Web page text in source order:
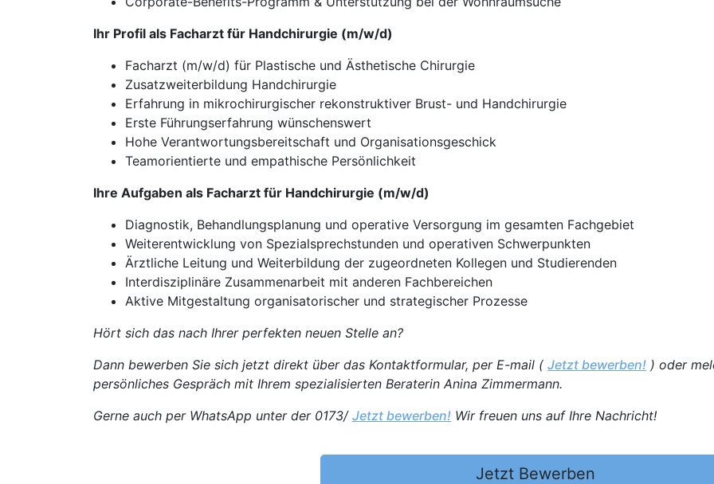
Ihr Profil als Facharzt für Handchirurgie (m/w/d)
Facharzt (m/w/d) für Plastische und Ästhetische Chirurgie
Zusatzweiterbildung Handchirurgie
Erfahrung in mikrochirurgischer rekonstruktiver Brust- und Handchirurgie
Erste Führungserfahrung wünschenswert
Hohe Verantwortungsbereitschaft und Organisationsgeschick
Teamorientierte und empathische Persönlichkeit
Ihre Aufgaben als Facharzt für Handchirurgie (m/w/d)
Diagnostik, Behandlungsplanung und operative Versorgung im gesamten Fachgebiet
Weiterentwicklung von Spezialsprechstunden und operativen Schwerpunkten
Ärztliche Leitung und Weiterbildung der zugeordneten Kollegen und Studierenden
Interdisziplinäre Zusammenarbeit mit anderen Fachbereichen
Aktive Mitgestaltung organisatorischer und strategischer Prozesse
Hört sich das nach Ihrer perfekten neuen Stelle an?
Dann bewerben Sie sich jetzt direkt über das Kontaktformular, per E-mail ( Jetzt bewerben! ) oder
persönliches Gespräch mit Ihrem spezialisierten Beraterin Anina Zimmermann.
Gerne auch per WhatsApp unter der 0173/ Jetzt bewerben! Wir freuen uns auf Ihre Nachricht!
Jetzt Bewerben